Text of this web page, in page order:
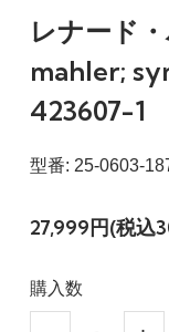
レナード
mahler;
423607-1
型番: 25-0603-
27,999円(税込
購入数